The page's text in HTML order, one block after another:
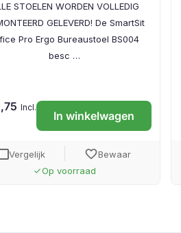
STOELEN WORDEN VOLLEDIG
GELEVERD! De SmartSit
Pro Ergo Bureaustoel BS004
besc …
Incl.
In winkelwagen
Vergelijk favoriteBewaar
doneOp voorraad